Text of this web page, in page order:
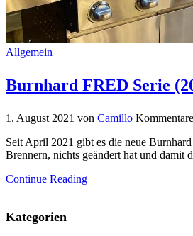
Allgemein
Burnhard FRED Serie
1. August 2021 von Camillo
Seit April 2021 gibt es die neue
Brennern, nichts geändert hat und
Continue Reading
Kategorien